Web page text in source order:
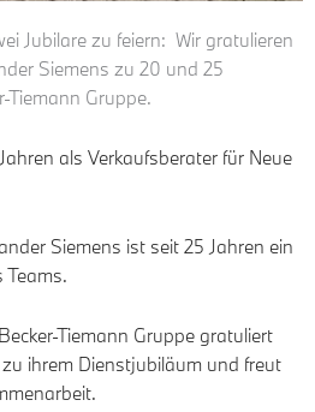
Jubilare zu feiern: Wir gratulieren
Siemens zu 20 und 25
Tiemann Gruppe.
als Verkaufsberater für Neue
Siemens ist seit 25 Jahren ein
Teams.
Tiemann Gruppe gratuliert
ihrem Dienstjubiläum und freut